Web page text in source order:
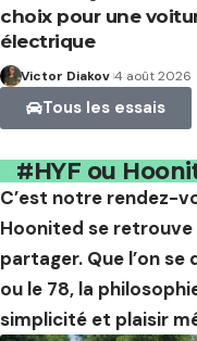
choix pour une
électrique
Victor Diakov 4 août 2026
Tous les essais
#HYF ou
C’est notre rendez-
Hoonited se
partager. Que l’on
ou le 78, la
simplicité et plaisir